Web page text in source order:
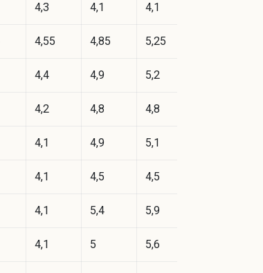
4,3 4,1 4,1
4,55 4,85 5,25
4,4 4,9 5,2
4,2 4,8 4,8
4,1 4,9 5,1
4,1 4,5 4,5
4,1 5,4 5,9
4,1 5 5,6